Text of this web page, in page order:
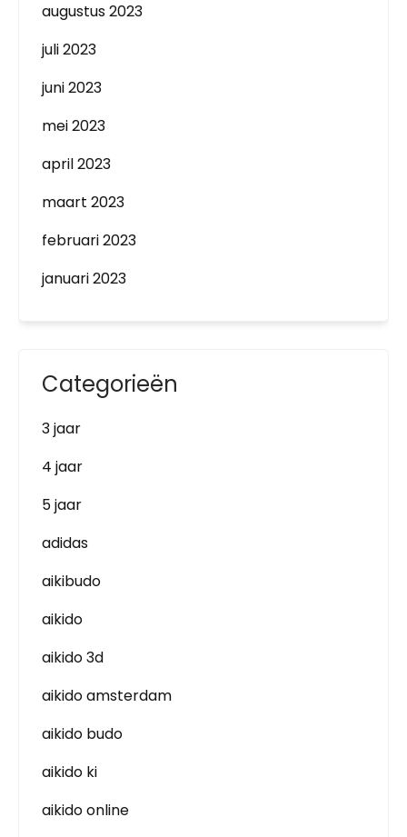
augustus 2023
juli 2023
juni 2023
mei 2023
april 2023
maart 2023
februari 2023
januari 2023
Categorieën
3 jaar
4 jaar
5 jaar
adidas
aikibudo
aikido
aikido 3d
aikido amsterdam
aikido budo
aikido ki
aikido online